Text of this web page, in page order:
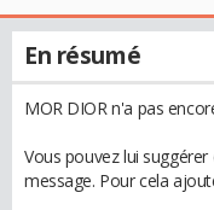
En résumé
MOR DIOR n'a pas
Vous pouvez lui
message. Pour cela